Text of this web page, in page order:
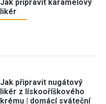
Jak připravit karamelový
likér
Jak připravit nugátový
likér z lískooříškového
krému | domácí sváteční